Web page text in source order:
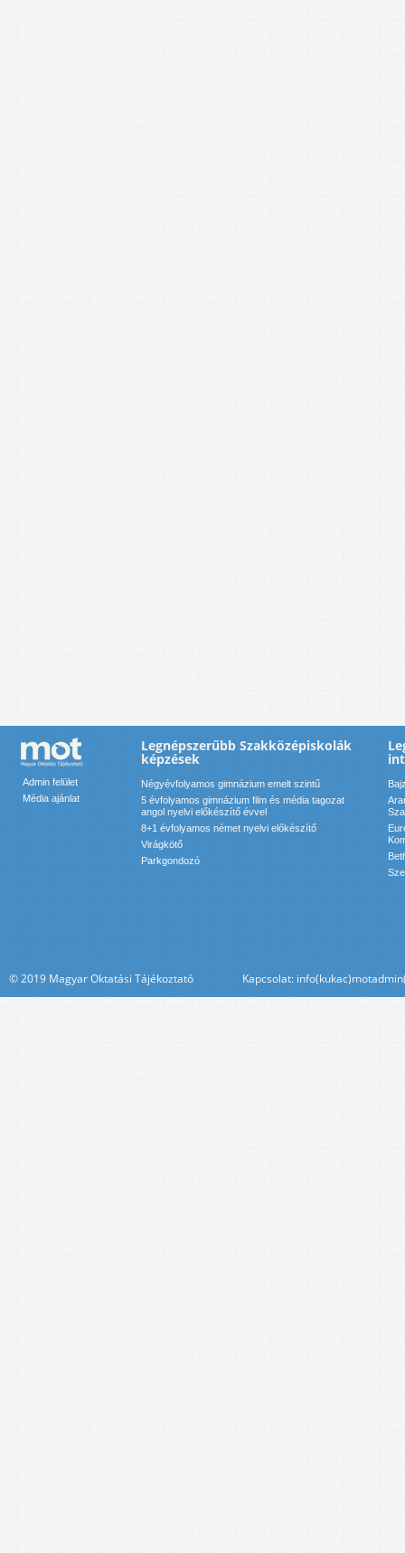
Admin felület
Média ajánlat
Legnépszerűbb Szakközépiskolák
képzések
Négyévfolyamos gimnázium emelt szintű
5 évfolyamos gimnázium film és média tagozat
angol nyelvi előkészítő évvel
8+1 évfolyamos német nyelvi előkészítő
Virágkötő
Parkgondozó
© 2019 Magyar Oktatási Tájékoztató Kapcsolat: